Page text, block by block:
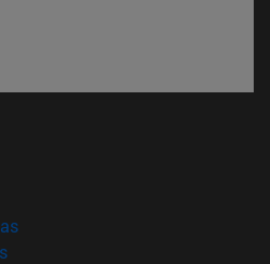
ventana)
(abre en nueva ventana)
(abre en nueva ventana)